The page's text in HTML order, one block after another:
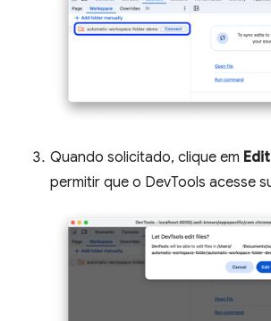
Quando solicitado, clique em
permitir que o DevTools acesse